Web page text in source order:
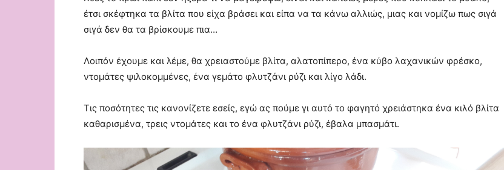
έτσι σκέφτηκα τα βλίτα που είχα βράσει και είπα να τα κάνω αλλιώς, μιας και νομίζω πως σιγά
σιγά δεν θα τα βρίσκουμε πια…
Λοιπόν έχουμε και λέμε, θα χρειαστούμε βλίτα, αλατοπίπερο, ένα κύβο λαχανικών φρέσκο,
ντομάτες ψιλοκομμένες, ένα γεμάτο φλυτζάνι ρύζι και λίγο λάδι.
Τις ποσότητες τις κανονίζετε εσείς, εγώ ας πούμε γι αυτό το φαγητό χρειάστηκα ένα κιλό βλίτα
καθαρισμένα, τρεις ντομάτες και το ένα φλυτζάνι ρύζι, έβαλα μπασμάτι.